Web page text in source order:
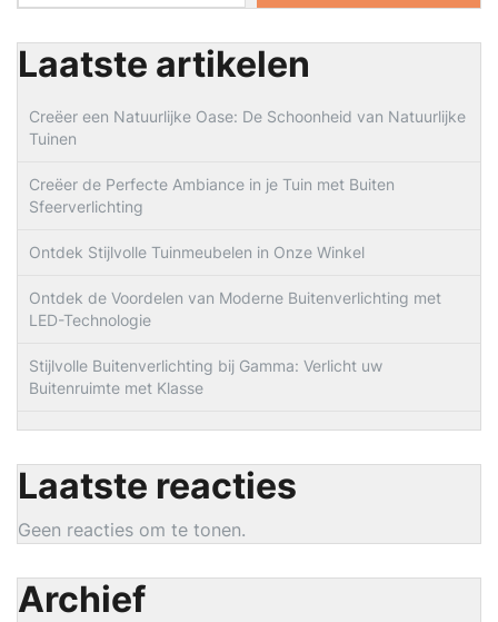
Laatste artikelen
Creëer een Natuurlijke Oase: De Schoonheid van Natuurlijke
Tuinen
Creëer de Perfecte Ambiance in je Tuin met Buiten
Sfeerverlichting
Ontdek Stijlvolle Tuinmeubelen in Onze Winkel
Ontdek de Voordelen van Moderne Buitenverlichting met
LED-Technologie
Stijlvolle Buitenverlichting bij Gamma: Verlicht uw
Buitenruimte met Klasse
Laatste reacties
Geen reacties om te tonen.
Archief